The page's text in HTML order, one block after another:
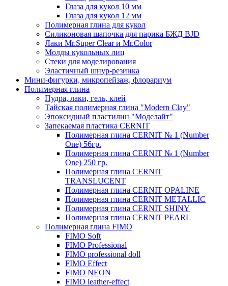
Глаза для кукол 10 мм
Глаза для кукол 12 мм
Полимерная глина для кукол
Силиконовая шапочка для парика БЖД BJD
Лаки Mr.Super Clear и Mr.Color
Молды кукольных лиц
Стеки для моделирования
Эластичный шнур-резинка
Мини-фигурки, микропейзаж, флорариум
Полимерная глина
Пудра, лаки, гель, клей
Тайская полимерная глина "Modern Clay"
Эпоксидный пластилин "Моделайт"
Запекаемая пластика CERNIT
Полимерная глина CERNIT № 1 (Number
One) 56гр.
Полимерная глина CERNIT № 1 (Number
One) 250 гр.
Полимерная глина CERNIT
TRANSLUCENT
Полимерная глина CERNIT OPALINE
Полимерная глина CERNIT METALLIC
Полимерная глина CERNIT SHINY
Полимерная глина CERNIT PEARL
Полимерная глина FIMO
FIMO Soft
FIMO Professional
FIMO professional doll
FIMO Effect
FIMO NEON
FIMO leather-effect